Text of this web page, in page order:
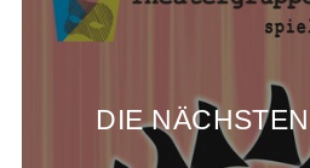
DIE